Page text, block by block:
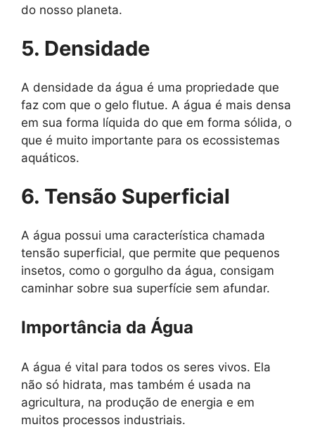
do nosso planeta.
5. Densidade
A densidade da água é uma propriedade que
faz com que o gelo flutue. A água é mais densa
em sua forma líquida do que em forma sólida, o
que é muito importante para os ecossistemas
aquáticos.
6. Tensão Superficial
A água possui uma característica chamada
tensão superficial, que permite que pequenos
insetos, como o gorgulho da água, consigam
caminhar sobre sua superfície sem afundar.
Importância da Água
A água é vital para todos os seres vivos. Ela
não só hidrata, mas também é usada na
agricultura, na produção de energia e em
muitos processos industriais.